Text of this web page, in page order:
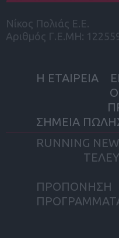
Νίκος Πολιάς Ε.Ε.
Αριθμός Γ.Ε.ΜΗ:
Η ΕΤΑΙΡΕΙΑ
ΣΗΜΕΙΑ
RUNNING
ΠΡΟΠΟΝΗΣΗ